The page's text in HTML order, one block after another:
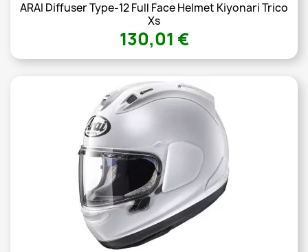
ARAI Diffuser Type-12 Full Face Helmet Kiyonari Trico
Xs
130,01 €